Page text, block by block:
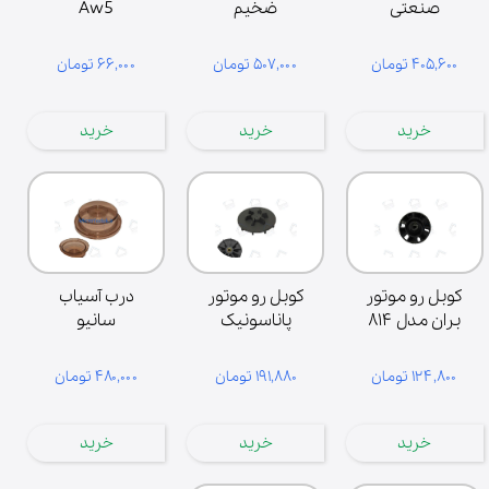
صنعتی
۴۰۵,۶۰۰ تومان
خرید
ضخیم
۵۰۷,۰۰۰ تومان
خرید
Aw5
۶۶,۰۰۰ تومان
خرید
کوبل رو موتور
بران مدل ۸۱۴
۱۲۴,۸۰۰ تومان
خرید
کوبل رو‌ موتور
پاناسونیک
۱۹۱,۸۸۰ تومان
خرید
درب آسیاب
سانیو
۴۸۰,۰۰۰ تومان
خرید